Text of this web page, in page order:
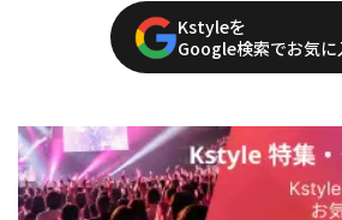
Kstyleを
Google検索でお気に